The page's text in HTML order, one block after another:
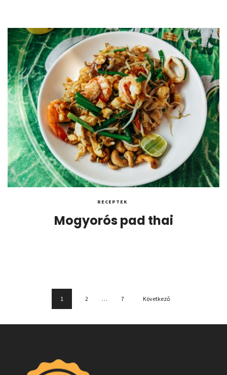
RECEPTEK
Mogyorós pad thai
1 2 … 7 Következő